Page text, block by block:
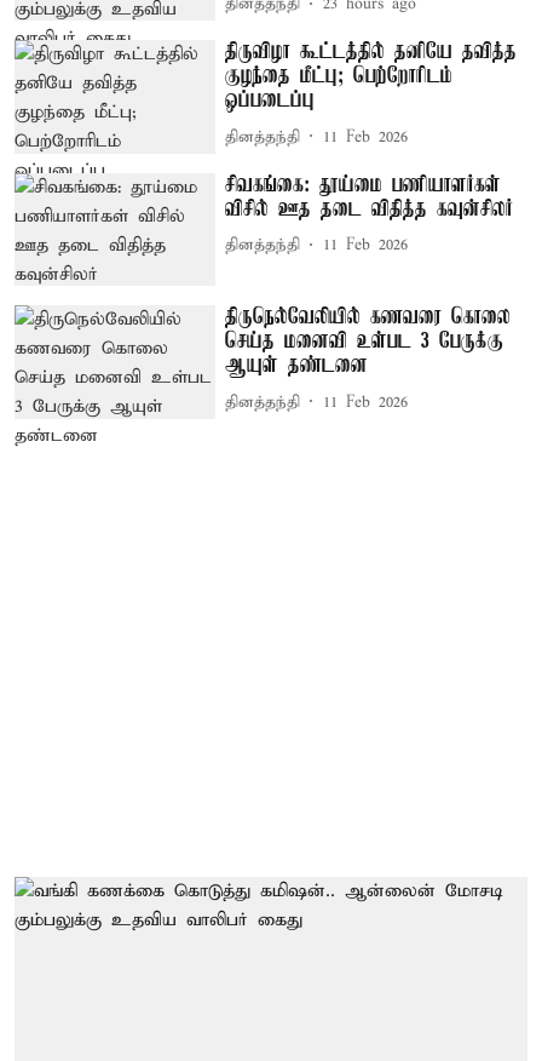
தினத்தந்தி 23 hours ago
திருவிழா கூட்டத்தில் தனியே தவித்த
குழந்தை மீட்பு; பெற்றோரிடம்
ஒப்படைப்பு
தினத்தந்தி 11 Feb 2026
சிவகங்கை: தூய்மை பணியாளர்கள்
விசில் ஊத தடை விதித்த கவுன்சிலர்
தினத்தந்தி 11 Feb 2026
திருநெல்வேலியில் கணவரை கொலை
செய்த மனைவி உள்பட 3 பேருக்கு
ஆயுள் தண்டனை
தினத்தந்தி 11 Feb 2026